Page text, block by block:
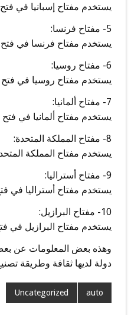
يستخدم مفتاح إسبانيا في
5- مفتاح فرنسا:
يستخدم مفتاح فرنسا في فتح
6- مفتاح روسيا:
يستخدم مفتاح روسيا في فتح
7- مفتاح ألمانيا:
يستخدم مفتاح ألمانيا في فتح
8- مفتاح المملكة المتحدة:
يستخدم مفتاح المملكة
9- مفتاح أستراليا:
يستخدم مفتاح أستراليا في
10- مفتاح البرازيل:
يستخدم مفتاح البرازيل في
وهذه بعض المعلومات عن بعض
دولة لديها ثقافة وطريقة
auto
Uncategorized